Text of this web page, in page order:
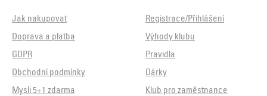
Jak nakupovat
Doprava a platba
GDPR
Obchodní podmínky
Mysli 5+1 zdarma
Registrace/Přihlášení
Výhody klubu
Pravidla
Dárky
Klub pro zaměstnance